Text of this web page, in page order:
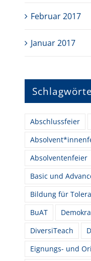
Februar 2017
Januar 2017
Abschlussfeier
Absolventenfeier
Basic und
Bildung für
BuAT
DiversiTeach
Eignungs- und